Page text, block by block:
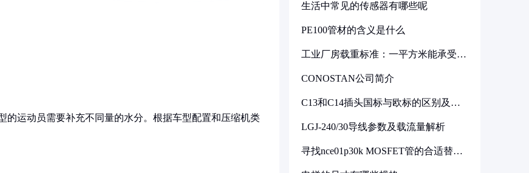
的运动员需要补充不同量的水分。根据车型配置和压缩机类
生活中常见的传感器有哪些呢
PE100管材的含义是什么
工业厂房载重标准：一平方米能承受多
CONOSTAN公司简介
C13和C14插头国标与欧标的区别及其
LGJ-240/30导线参数及载流量解析
寻找nce01p30k MOSFET管的合适替代